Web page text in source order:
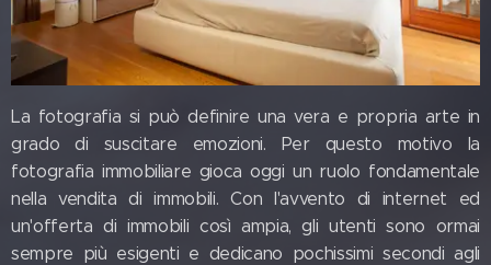
La fotografia si può definire una vera e propria arte in
grado di suscitare emozioni. Per questo motivo la
fotografia immobiliare gioca oggi un ruolo fondamentale
nella vendita di immobili. Con l'avvento di internet ed
un'offerta di immobili così ampia, gli utenti sono ormai
sempre più esigenti e dedicano pochissimi secondi agli